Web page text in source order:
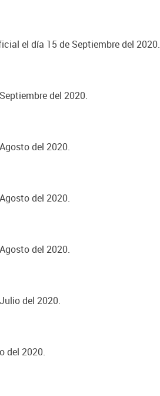
el día 15 de Septiembre del 2020.
del 2020.
del 2020.
del 2020.
del 2020.
del 2020.
del 2020.